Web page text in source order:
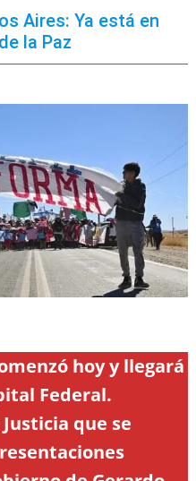
Aires: Ya está en
la Paz
hoy y llegará
Federal.
que se